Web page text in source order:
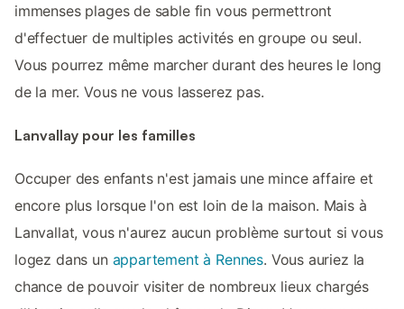
immenses plages de sable fin vous permettront
d'effectuer de multiples activités en groupe ou seul.
Vous pourrez même marcher durant des heures le long
de la mer. Vous ne vous lasserez pas.
Lanvallay pour les familles
Occuper des enfants n'est jamais une mince affaire et
encore plus lorsque l'on est loin de la maison. Mais à
Lanvallat, vous n'aurez aucun problème surtout si vous
logez dans un appartement à Rennes. Vous auriez la
chance de pouvoir visiter de nombreux lieux chargés